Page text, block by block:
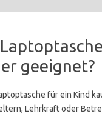
geeignet?
für ein Kind
Lehrkraft oder